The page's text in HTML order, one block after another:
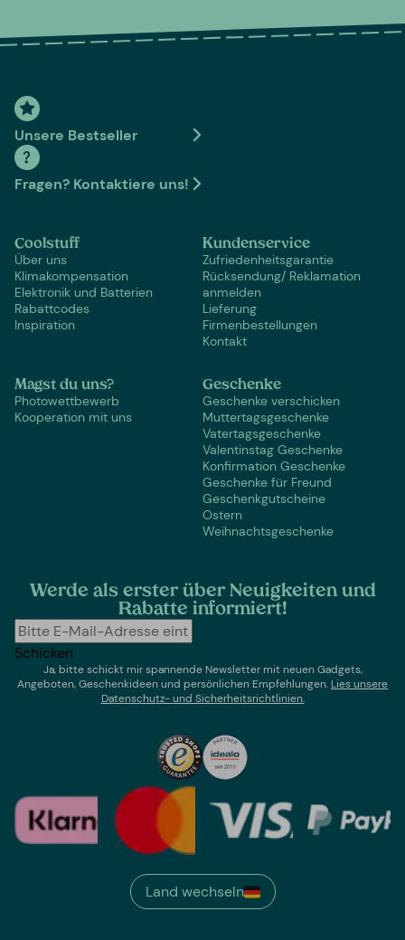
Unsere Bestseller
Fragen? Kontaktiere uns!
Coolstuff
Über uns
Klimakompensation
Elektronik und Batterien
Rabattcodes
Inspiration
Kundenservice
Zufriedenheitsgarantie
Rücksendung/ Reklamation
anmelden
Lieferung
Firmenbestellungen
Kontakt
Magst du uns?
Photowettbewerb
Kooperation mit uns
Geschenke
Geschenke verschicken
Muttertagsgeschenke
Vatertagsgeschenke
Valentinstag Geschenke
Konfirmation Geschenke
Geschenke für Freund
Geschenkgutscheine
Ostern
Weihnachtsgeschenke
Werde als erster über Neuigkeiten und
Rabatte informiert!
Schicken
Ja, bitte schickt mir spannende Newsletter mit neuen Gadgets,
Angeboten, Geschenkideen und persönlichen Empfehlungen. Lies unsere
Datenschutz- und Sicherheitsrichtlinien.
Land wechseln